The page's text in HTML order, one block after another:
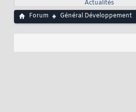
Actualités
Forum
Général Développement